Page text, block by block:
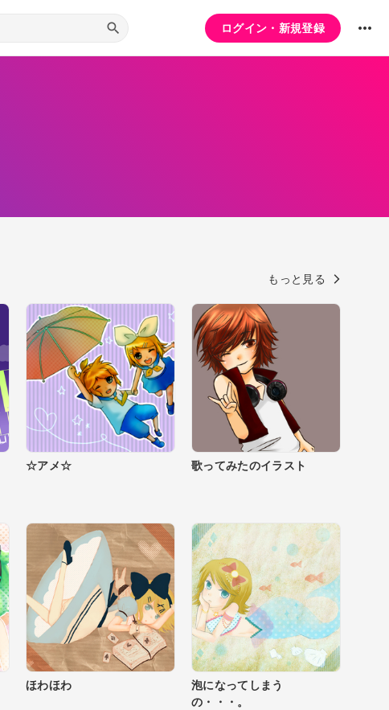
ログイン・新規登録
もっと見る
☆アメ☆ 歌ってみたのイラスト
ほわほわ
泡になってしまう
の・・・。